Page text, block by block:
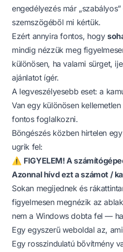
engedélyezés már
szemszögéből mi kértük.
Ezért annyira fontos, hogy
mindig nézzük meg
különösen, ha valami sürget,
ajánlatot ígér.
A legveszélyesebb eset: a
Van egy különösen
fontos foglalkozni.
Böngészés közben hirtelen
ugrik fel:
⚠️ FIGYELEM! A
Azonnal hívd ezt a számot /
Sokan megijednek és
figyelmesen megnézik az
nem a Windows dobta fel —
Egy egyszerű weboldal az,
Egy rosszindulatú bővítmény